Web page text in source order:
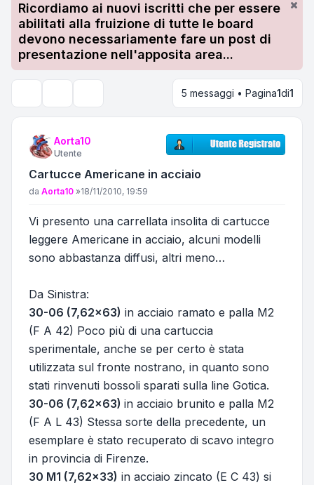
Ricordiamo ai nuovi iscritti che per essere
abilitati alla fruizione di tutte le board
devono necessariamente fare un post di
presentazione nell'apposita area...
5 messaggi • Pagina1di1
Aorta10
Utente
Cartucce Americane in acciaio
Messaggio
da Aorta10 »18/11/2010, 19:59
Vi presento una carrellata insolita di cartucce
leggere Americane in acciaio, alcuni modelli
sono abbastanza diffusi, altri meno…
Da Sinistra:
30-06 (7,62x63) in acciaio ramato e palla M2
(F A 42) Poco più di una cartuccia
sperimentale, anche se per certo è stata
utilizzata sul fronte nostrano, in quanto sono
stati rinvenuti bossoli sparati sulla line Gotica.
30-06 (7,62x63) in acciaio brunito e palla M2
(F A L 43) Stessa sorte della precedente, un
esemplare è stato recuperato di scavo integro
in provincia di Firenze.
30 M1 (7,62x33) in acciaio zincato (E C 43) si